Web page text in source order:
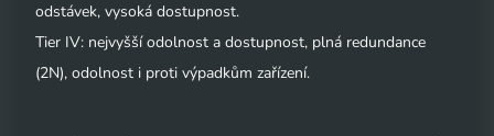
odstávek, vysoká dostupnost.
Tier IV: nejvyšší odolnost a dostupnost, plná redundance
(2N), odolnost i proti výpadkům zařízení.